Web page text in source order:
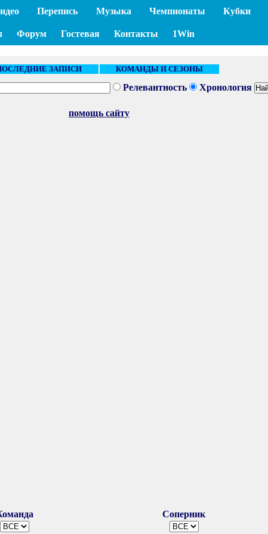
Перепись Музыка Чемпионаты Кубки
Форум Гостевая Контакты 1Win
ЗАПИСИ КОМАНДЫ И СЕЗОНЫ
Релевантность Хронология
помощь сайту
Соперник